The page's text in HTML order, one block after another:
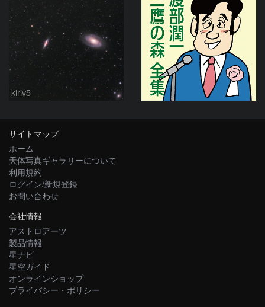
kiriv5
サイトマップ
ホーム
天体写真ギャラリーについて
利用規約
ログイン/新規登録
お問い合わせ
会社情報
アストロアーツ
製品情報
星ナビ
星空ガイド
オンラインショップ
プライバシー・ポリシー